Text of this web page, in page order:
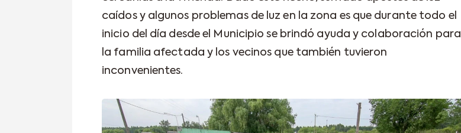
caídos y algunos problemas de luz en la zona es que durante todo el
inicio del día desde el Municipio se brindó ayuda y colaboración para
la familia afectada y los vecinos que también tuvieron
inconvenientes.